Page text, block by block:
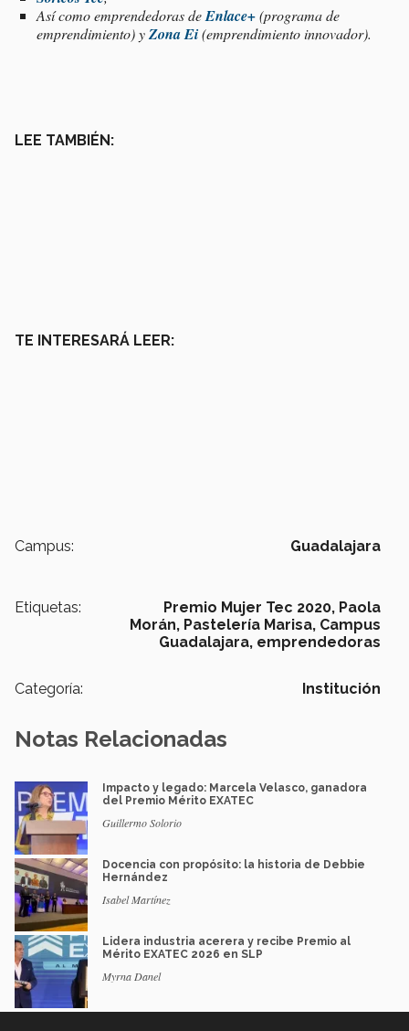
Así como emprendedoras deEnlace+(programa de
emprendimiento) yZona Ei(emprendimiento innovador).
LEE TAMBIÉN:
TE INTERESARÁ LEER:
Campus: Guadalajara
Etiquetas: Premio Mujer Tec 2020, Paola
Morán, Pastelería Marisa, Campus
Guadalajara, emprendedoras
Categoría: Institución
Notas Relacionadas
Impacto y legado: Marcela Velasco, ganadora
del Premio Mérito EXATEC
Guillermo Solorio
Docencia con propósito: la historia de Debbie
Hernández
Isabel Martínez
Lidera industria acerera y recibe Premio al
Mérito EXATEC 2026 en SLP
Myrna Danel